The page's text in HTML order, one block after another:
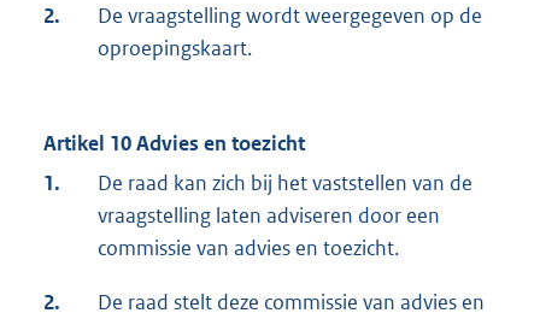
2.
De vraagstelling wordt weergegeven op de
oproepingskaart.
Artikel 10 Advies en toezicht
1.
De raad kan zich bij het vaststellen van de
vraagstelling laten adviseren door een
commissie van advies en toezicht.
2.
De raad stelt deze commissie van advies en